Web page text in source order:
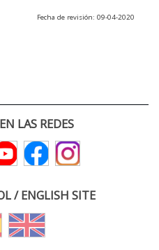
Fecha de revisión: 09-04-2020
LAS REDES
/ ENGLISH SITE